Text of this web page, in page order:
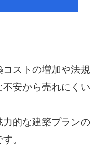
ストの増加や法規
安から売れにくい
的な建築プランの
。